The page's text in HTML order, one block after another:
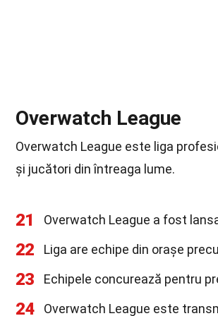
Overwatch League
Overwatch League este liga
și jucători din întreaga lume.
21 Overwatch League a fost
22 Liga are echipe din orașe
23 Echipele concurează pentru
24 Overwatch League este